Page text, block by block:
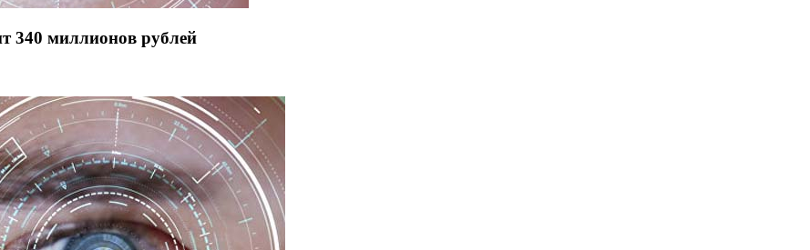
340 миллионов рублей